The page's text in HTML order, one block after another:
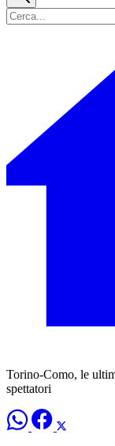
Torino-Como, le
spettatori